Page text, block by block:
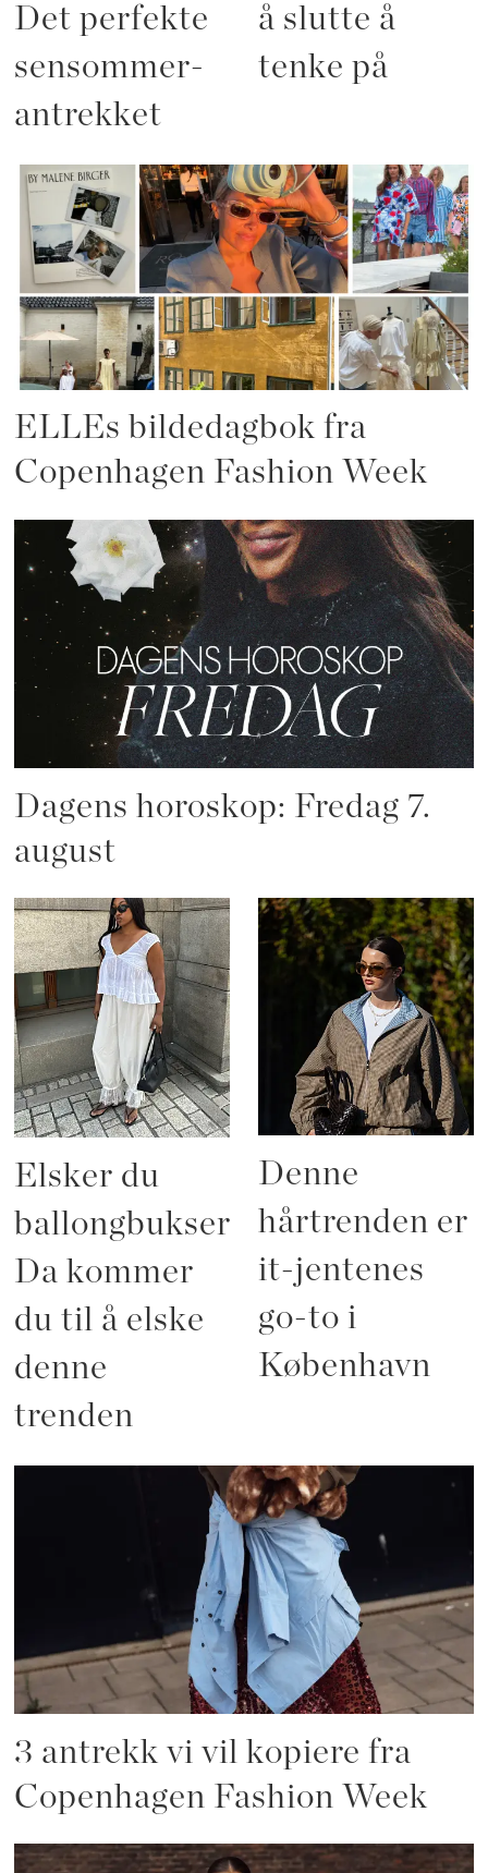
Det perfekte
sensommer-
antrekket
å slutte å
tenke på
ELLEs bildedagbok fra
Copenhagen Fashion Week
Dagens horoskop: Fredag 7.
august
Elsker du
ballongbukser?
Da kommer
du til å elske
denne
trenden
Denne
hårtrenden er
it-jentenes
go-to i
København
3 antrekk vi vil kopiere fra
Copenhagen Fashion Week